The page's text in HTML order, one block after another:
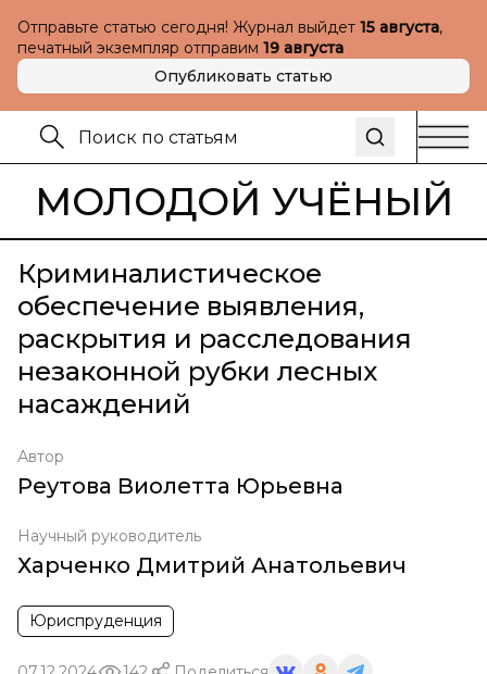
Отправьте статью сегодня! Журнал выйдет 15 августа,
печатный экземпляр отправим 19 августа
Опубликовать статью
МОЛОДОЙ УЧЁНЫЙ
Криминалистическое
обеспечение выявления,
раскрытия и расследования
незаконной рубки лесных
насаждений
Автор
Реутова Виолетта Юрьевна
Научный руководитель
Харченко Дмитрий Анатольевич
Юриспруденция